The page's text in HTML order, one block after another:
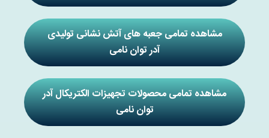
مشاهده تمامی جعبه های آتش نشانی تولیدی
آدر توان نامی
مشاهده تمامی محصولات تجهیزات الکتریکال آدر
توان نامی